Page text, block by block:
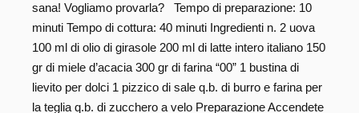
sana! Vogliamo provarla? Tempo di preparazione: 10
minuti Tempo di cottura: 40 minuti Ingredienti n. 2 uova
100 ml di olio di girasole 200 ml di latte intero italiano 150
gr di miele d’acacia 300 gr di farina “00” 1 bustina di
lievito per dolci 1 pizzico di sale q.b. di burro e farina per
la teglia q.b. di zucchero a velo Preparazione Accendete